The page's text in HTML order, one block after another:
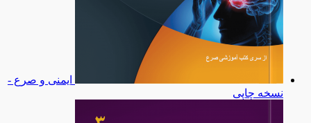
ایمنی و صرع -
نسخه چاپی